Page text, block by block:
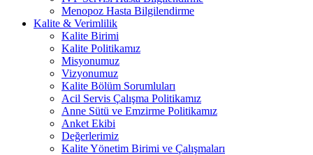
Menopoz Hasta Bilgilendirme
Kalite & Verimlilik
Kalite Birimi
Kalite Politikamız
Misyonumuz
Vizyonumuz
Kalite Bölüm Sorumluları
Acil Servis Çalışma Politikamız
Anne Sütü ve Emzirme Politikamız
Anket Ekibi
Değerlerimiz
Kalite Yönetim Birimi ve Çalışmaları